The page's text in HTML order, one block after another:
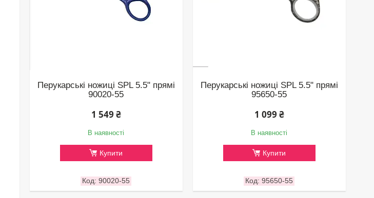
Перукарські ножиці SPL 5.5" прямі
90020-55
1 549 ₴
В наявності
Купити
90020-55
Перукарські ножиці SPL 5.5" прямі
95650-55
1 099 ₴
В наявності
Купити
95650-55